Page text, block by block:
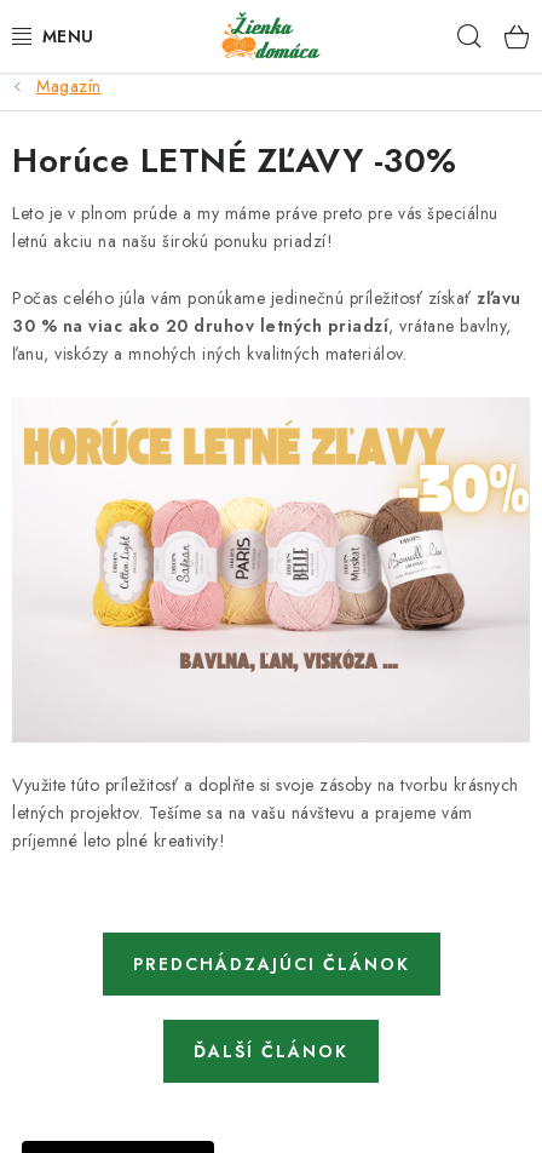
na
NOVINKY*
KLBKÁ
GALANTÉRIA
ČASOPISY, NÁVODY
DARČEKOVÉ POUKÁŽKY
Návody a video kurzy
VIDEO návody k ovládaniu e-shopu
Oznamy Kontakty
Magazín
Horúce LETNÉ ZĽAVY -30%
Leto je v plnom prúde a my máme práve preto pre vás špeciálnu
letnú akciu na našu širokú ponuku priadzí!
Počas celého júla vám ponúkame jedinečnú príležitosť získať zľavu
30 % na viac ako 20 druhov letných priadzí, vrátane bavlny,
ľanu, viskózy a mnohých iných kvalitných materiálov.
Využite túto príležitosť a doplňte si svoje zásoby na tvorbu krásnych
letných projektov. Tešíme sa na vašu návštevu a prajeme vám
príjemné leto plné kreativity!
PREDCHÁDZAJÚCI ČLÁNOK
ĎALŠÍ ČLÁNOK